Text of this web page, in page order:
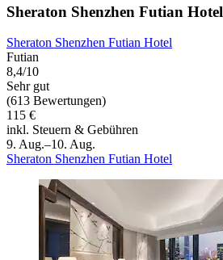
Sheraton Shenzhen Futian Hotel
Sheraton Shenzhen Futian Hotel
Futian
8,4/10
Sehr gut
(613 Bewertungen)
115 €
inkl. Steuern & Gebühren
9. Aug.–10. Aug.
Sheraton Shenzhen Futian Hotel